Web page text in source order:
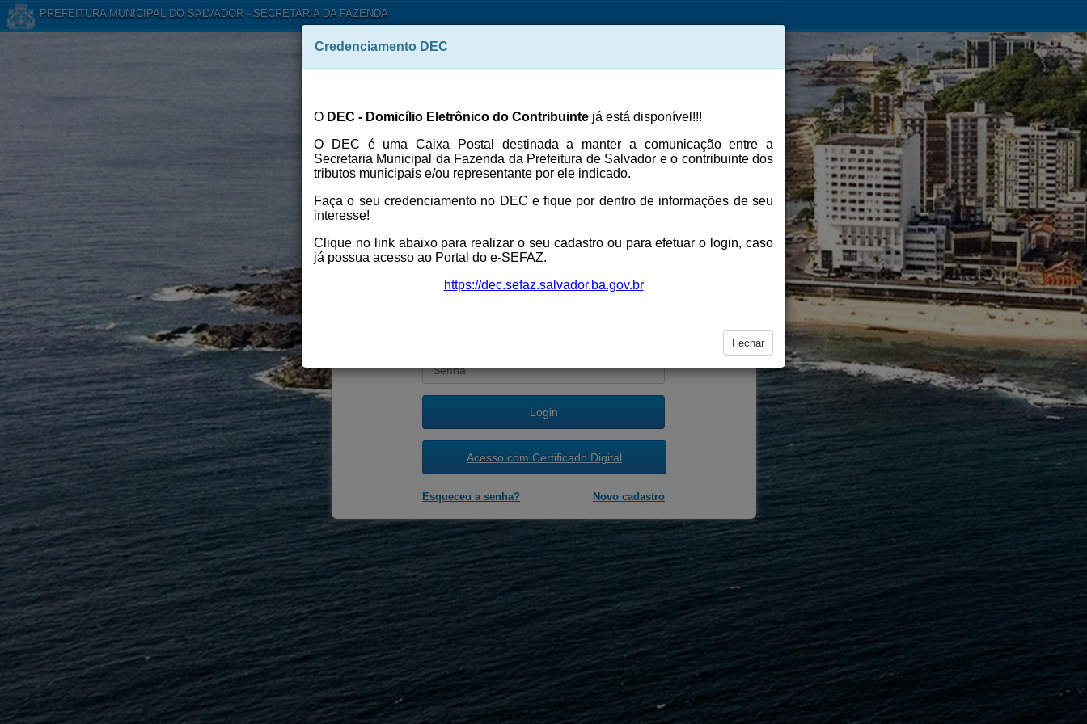
PREFEITURA MUNICIPAL DO SALVADOR - SECRETARIA DA FAZENDA
Online
eSEFAZ
Login
Acesso com Certificado Digital
Esqueceu a senha? Novo cadastro
Credenciamento DEC
O DEC - Domicílio Eletrônico do Contribuinte já está disponível!!!
O DEC é uma Caixa Postal destinada a manter a comunicação entre a
Secretaria Municipal da Fazenda da Prefeitura de Salvador e o contribuinte dos
tributos municipais e/ou representante por ele indicado.
Faça o seu credenciamento no DEC e fique por dentro de informações de seu
interesse!
Clique no link abaixo para realizar o seu cadastro ou para efetuar o login, caso
já possua acesso ao Portal do e-SEFAZ.
https://dec.sefaz.salvador.ba.gov.br
Fechar